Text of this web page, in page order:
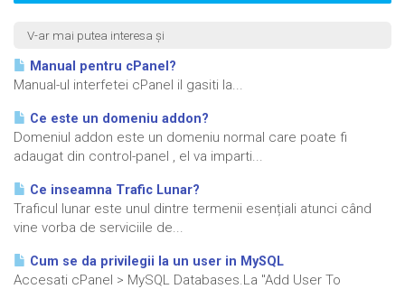
V-ar mai putea interesa și
Manual pentru cPanel?
Manual-ul interfetei cPanel il gasiti la...
Ce este un domeniu addon?
Domeniul addon este un domeniu normal care poate fi
adaugat din control-panel , el va imparti...
Ce inseamna Trafic Lunar?
Traficul lunar este unul dintre termenii esențiali atunci când
vine vorba de serviciile de...
Cum se da privilegii la un user in MySQL
Accesati cPanel > MySQL Databases.La "Add User To